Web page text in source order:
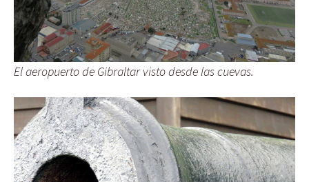
El aeropuerto de Gibraltar visto desde las cuevas.